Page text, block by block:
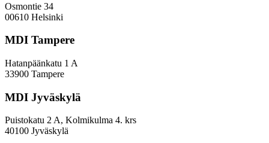
Osmontie 34
00610 Helsinki
MDI Tampere
Hatanpäänkatu 1 A
33900 Tampere
MDI Jyväskylä
Puistokatu 2 A, Kolmikulma 4. krs
40100 Jyväskylä